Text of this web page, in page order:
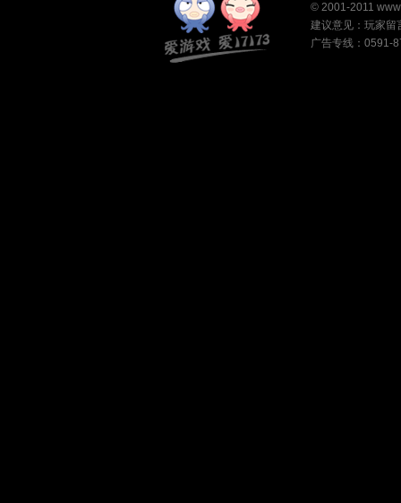
© 2001-2011
建议意见： 玩家留
广告专线：